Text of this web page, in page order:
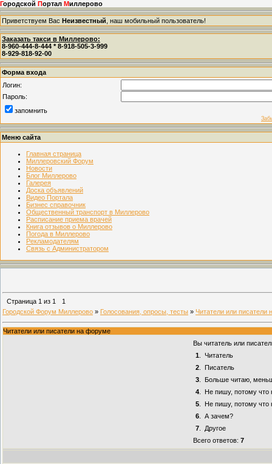
Городской Портал Миллерово
Приветствуем Вас Неизвестный , наш мобильный пользователь!
Заказать такси в Миллерово:
8-960-444-8-444 * 8-918-505-3-999
8-929-818-92-00
Форма входа
Логин:
Пароль:
запомнить
Меню сайта
Главная страница
Миллеровский Форум
Новости
Блог Миллерово
Галерея
Доска объявлений
Видео Портала
Бизнес справочник
Общественный транспорт в Миллерово
Расписание приема врачей
Книга отзывов о Миллерово
Погода в Миллерово
Рекламодателям
Связь с Администратором
Страница 1 из 1
1
Городской Форум Миллерово » Голосования, опросы, тесты » Читатели или писатели
Читатели или писатели на форуме
Вы читатель или
1
Читатель
2
Писатель
3
Больше читаю,
4
Не пишу, потому что
5
Не пишу, потому что
6
А зачем?
7
Другое
Всего ответов: 7